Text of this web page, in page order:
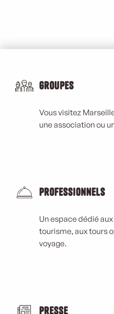
Groupes
Vous visitez
une association ou
Professionnels
Un espace dédié
tourisme, aux tours
voyage.
Presse